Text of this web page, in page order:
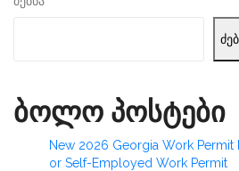
ბოლო პოსტები
New 2026 Georgia Work Permit
or Self-Employed Work Permit